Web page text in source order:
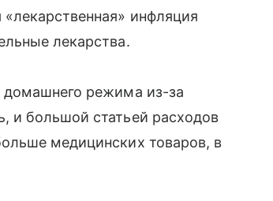
инфляция
лекарства.
домашнего режима из-за
и большой статьей расходов
медицинских товаров, в